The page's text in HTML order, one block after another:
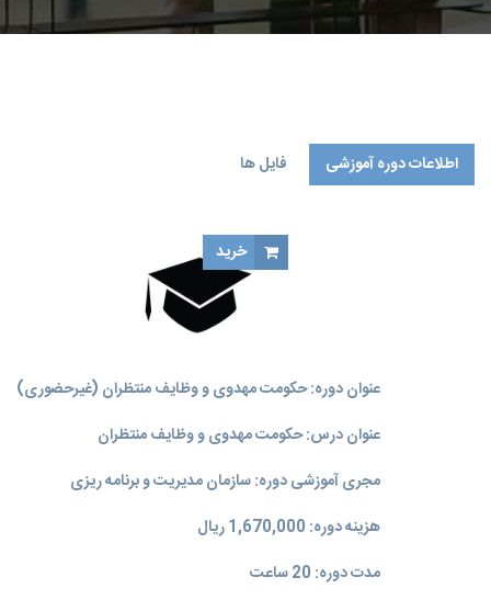
اطلاعات دوره آموزشی فایل ها
عنوان دوره: حکومت مهدوی و وظایف منتظران (غیرحضوری)
عنوان درس: حکومت مهدوی و وظایف منتظران
مجری آموزشی دوره: سازمان مدیریت و برنامه‌ ریزی
هزینه دوره: 1,670,000 ریال
مدت دوره: 20 ساعت
خرید